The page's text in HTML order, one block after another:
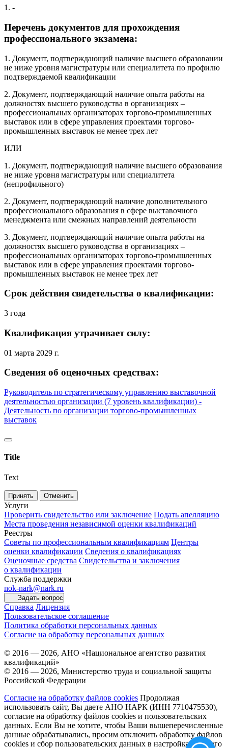
1. -
Перечень документов для прохождения
профессионального экзамена:
1. Документ, подтверждающий наличие высшего образовании
не ниже уровня магистратуры или специалитета по профилю
подтверждаемой квалификации
2. Документ, подтверждающий наличие опыта работы на
должностях высшего руководства в организациях –
профессиональных организаторах торгово-промышленных
выставок или в сфере управления проектами торгово-
промышленных выставок не менее трех лет
ИЛИ
1. Документ, подтверждающий наличие высшего образования
не ниже уровня магистратуры или специалитета
(непрофильного)
2. Документ, подтверждающий наличие дополнительного
профессионального образования в сфере выставочного
менеджмента или смежных направлений деятельности
3. Документ, подтверждающий наличие опыта работы на
должностях высшего руководства в организациях –
профессиональных организаторах торгово-промышленных
выставок или в сфере управления проектами торгово-
промышленных выставок не менее трех лет
Срок действия свидетельства о квалификации:
3 года
Квалификация утрачивает силу:
01 марта 2029 г.
Сведения об оценочных средствах:
Руководитель по стратегическому управлению выставочной
деятельностью организации (7 уровень квалификации) -
Деятельность по организации торгово-промышленных
выставок
Title
Text
Принять Отменить
Услуги
Проверить свидетельство или заключение Подать апелляцию
Места проведения независимой оценки квалификаций
Реестры
Советы по профессиональным квалификациям Центры
оценки квалификации Сведения о квалификациях
Оценочные средства Свидетельства и заключения
о квалификации
Служба поддержки
nok-nark@nark.ru
Задать вопрос
Справка Лицензия
Пользовательское соглашение
Политика обработки персональных данных
Согласие на обработку персональных данных
© 2016 — 2026, АНО «Национальное агентство развития
квалификаций»
© 2016 — 2026, Министерство труда и социальной защиты
Российской Федерации
Согласие на обработку файлов cookies Продолжая
использовать сайт, Вы даете АНО НАРК (ИНН 7710475530),
согласие на обработку файлов cookies и пользовательских
данных. Если Вы не хотите, чтобы Ваши вышеперечисленные
данные обрабатывались, просим отключить обработку файлов
cookies и сбор пользовательских данных в настройках Вашего